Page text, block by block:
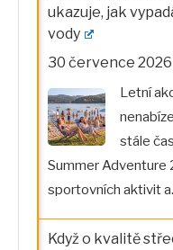
ukazuje, jak
vody
30 července 2026
Letní
stále
Summer Adventure
sportovních aktivit
Když o kvalitě